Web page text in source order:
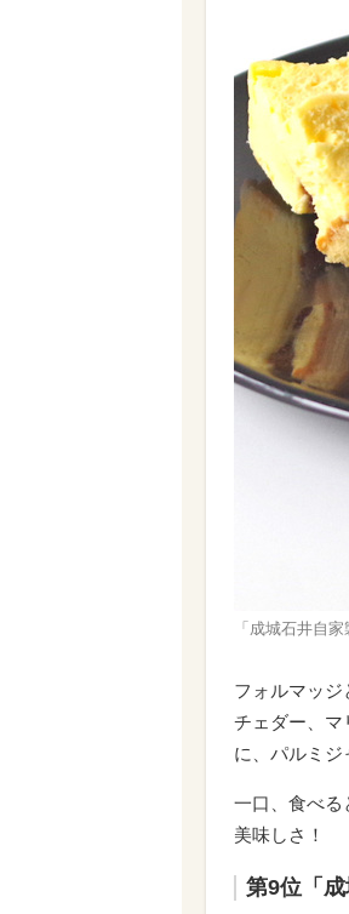
「成城石井自
フォルマッ
チェダー、マ
に、パルミジ
一口、食べる
美味しさ！
第9位「